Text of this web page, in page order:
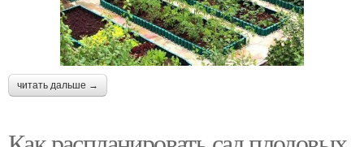
читать дальше →